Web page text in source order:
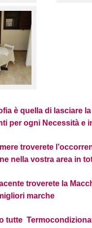
è quella di lasciare
per ogni Necessità e
troverete
nella vostra area in
troverete la
marche
tutte